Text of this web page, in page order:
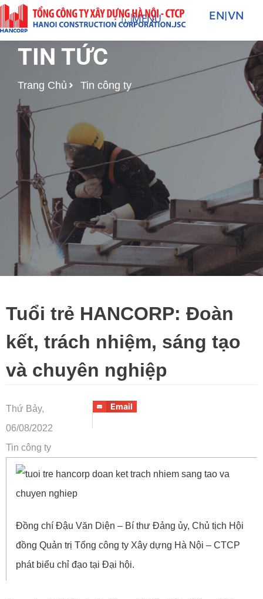
Nhảy
tới
nội
dung
MENU EN|VN
TIN TỨC
Trang Chủ Tin công ty
Tuổi trẻ HANCORP: Đoàn
kết, trách nhiệm, sáng tạo
và chuyên nghiệp
Thứ Bảy,
06/08/2022
Tin công ty
Email
Đồng chí Đậu Văn Diện – Bí thư Đảng ủy, Chủ tịch Hội
đồng Quản trị Tổng công ty Xây dựng Hà Nội – CTCP
phát biểu chỉ đạo tại Đại hội.